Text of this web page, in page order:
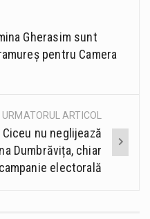
Gherasim sunt
pentru Camera
URMATORUL ARTICOL
nu neglijează
Dumbrăvița, chiar
electorală